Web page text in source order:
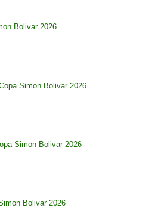
Bolivar 2026
Simon Bolivar 2026
Simon Bolivar 2026
Bolivar 2026